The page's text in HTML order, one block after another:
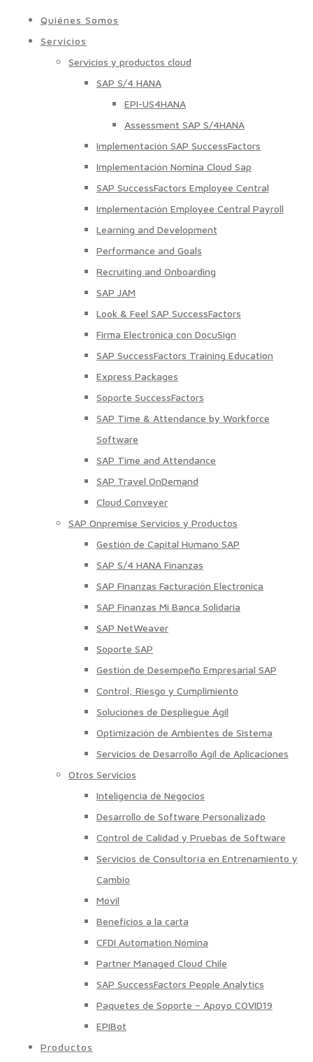
Quiénes Somos
Servicios
Servicios y productos cloud
SAP S/4 HANA
EPI-US4HANA
Assessment SAP S/4HANA
Implementación SAP SuccessFactors
Implementación Nómina Cloud Sap
SAP SuccessFactors Employee Central
Implementación Employee Central Payroll
Learning and Development
Performance and Goals
Recruiting and Onboarding
SAP JAM
Look & Feel SAP SuccessFactors
Firma Electrónica con DocuSign
SAP SuccessFactors Training Education
Express Packages
Soporte SuccessFactors
SAP Time & Attendance by Workforce
Software
SAP Time and Attendance
SAP Travel OnDemand
Cloud Conveyer
SAP Onpremise Servicios y Productos
Gestión de Capital Humano SAP
SAP S/4 HANA Finanzas
SAP Finanzas Facturación Electronica
SAP Finanzas Mi Banca Solidaria
SAP NetWeaver
Soporte SAP
Gestión de Desempeño Empresarial SAP
Control, Riesgo y Cumplimiento
Soluciones de Despliegue Ágil
Optimización de Ambientes de Sistema
Servicios de Desarrollo Ágil de Aplicaciones
Otros Servicios
Inteligencia de Negocios
Desarrollo de Software Personalizado
Control de Calidad y Pruebas de Software
Servicios de Consultoría en Entrenamiento y
Cambio
Móvil
Beneficios a la carta
CFDI Automation Nómina
Partner Managed Cloud Chile
SAP SuccessFactors People Analytics
Paquetes de Soporte – Apoyo COVID19
EPIBot
Productos